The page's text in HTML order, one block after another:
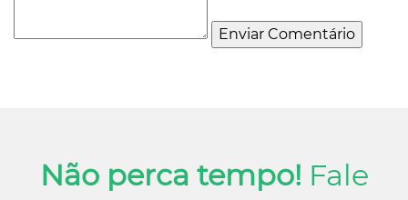
Não perca tempo! Fale